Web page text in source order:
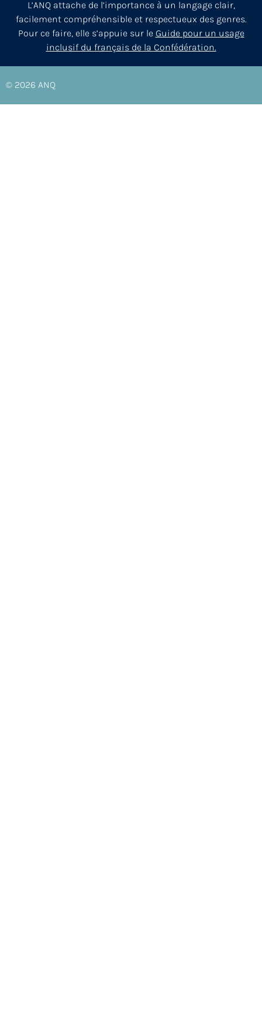
L’ANQ attache de l’importance à un langage clair,
facilement compréhensible et respectueux des genres.
Pour ce faire, elle s’appuie sur le Guide pour un usage
inclusif du français de la Confédération.
© 2026 ANQ